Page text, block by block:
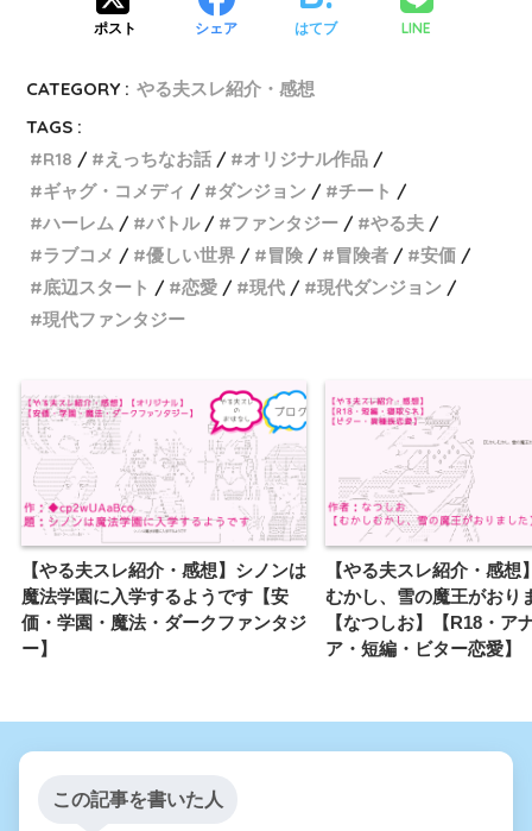
ポスト シェア はてブ LINE
CATEGORY : やる夫スレ紹介・感想
TAGS :
R18
えっちなお話
オリジナル作品
ギャグ・コメディ
ダンジョン
チート
ハーレム
バトル ファンタジー
やる夫
ラブコメ
優しい世界 冒険 冒険者
安価
底辺スタート
恋愛 現代
現代ダンジョン
現代ファンタジー
【やる夫スレ紹介・感想】シノンは
魔法学園に入学するようです【安
価・学園・魔法・ダークファンタジ
ー】
【やる夫スレ紹介・感想
むかし、雪の魔王がおり
【なつしお】【R18・ア
ア・短編・ビター恋愛】
この記事を書いた人